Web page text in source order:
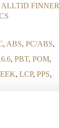
FINNER
, ABS,PC/ABS,
,PBT,POM,
,LCP,PPS,